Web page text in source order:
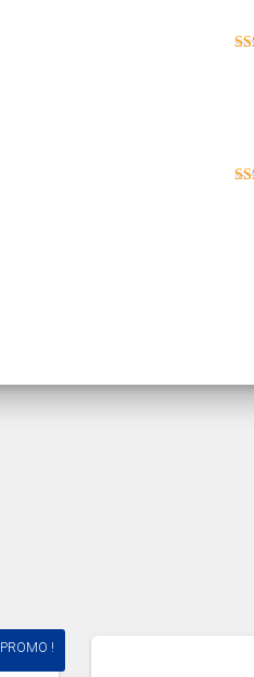
PROMO !